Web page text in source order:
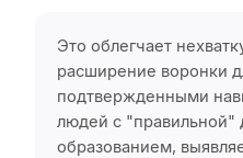
Это облегчает
расширение воронки
подтвержденными
людей с "правильной"
образованием,